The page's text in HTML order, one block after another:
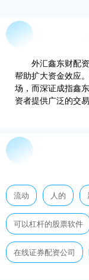
外汇鑫东财配
帮助扩大资金效应
场，而深证成指鑫
资者提供广泛的交易
流动 人的
可以杠杆的股票软件
在线证券配资公司